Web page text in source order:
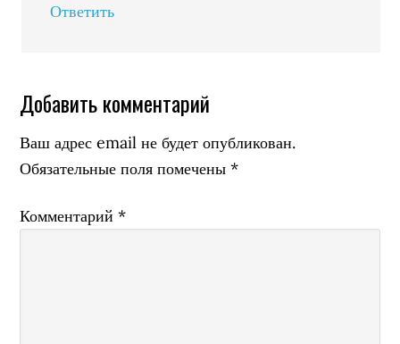
Ответить
Добавить комментарий
Ваш адрес email не будет опубликован.
Обязательные поля помечены*
Комментарий*